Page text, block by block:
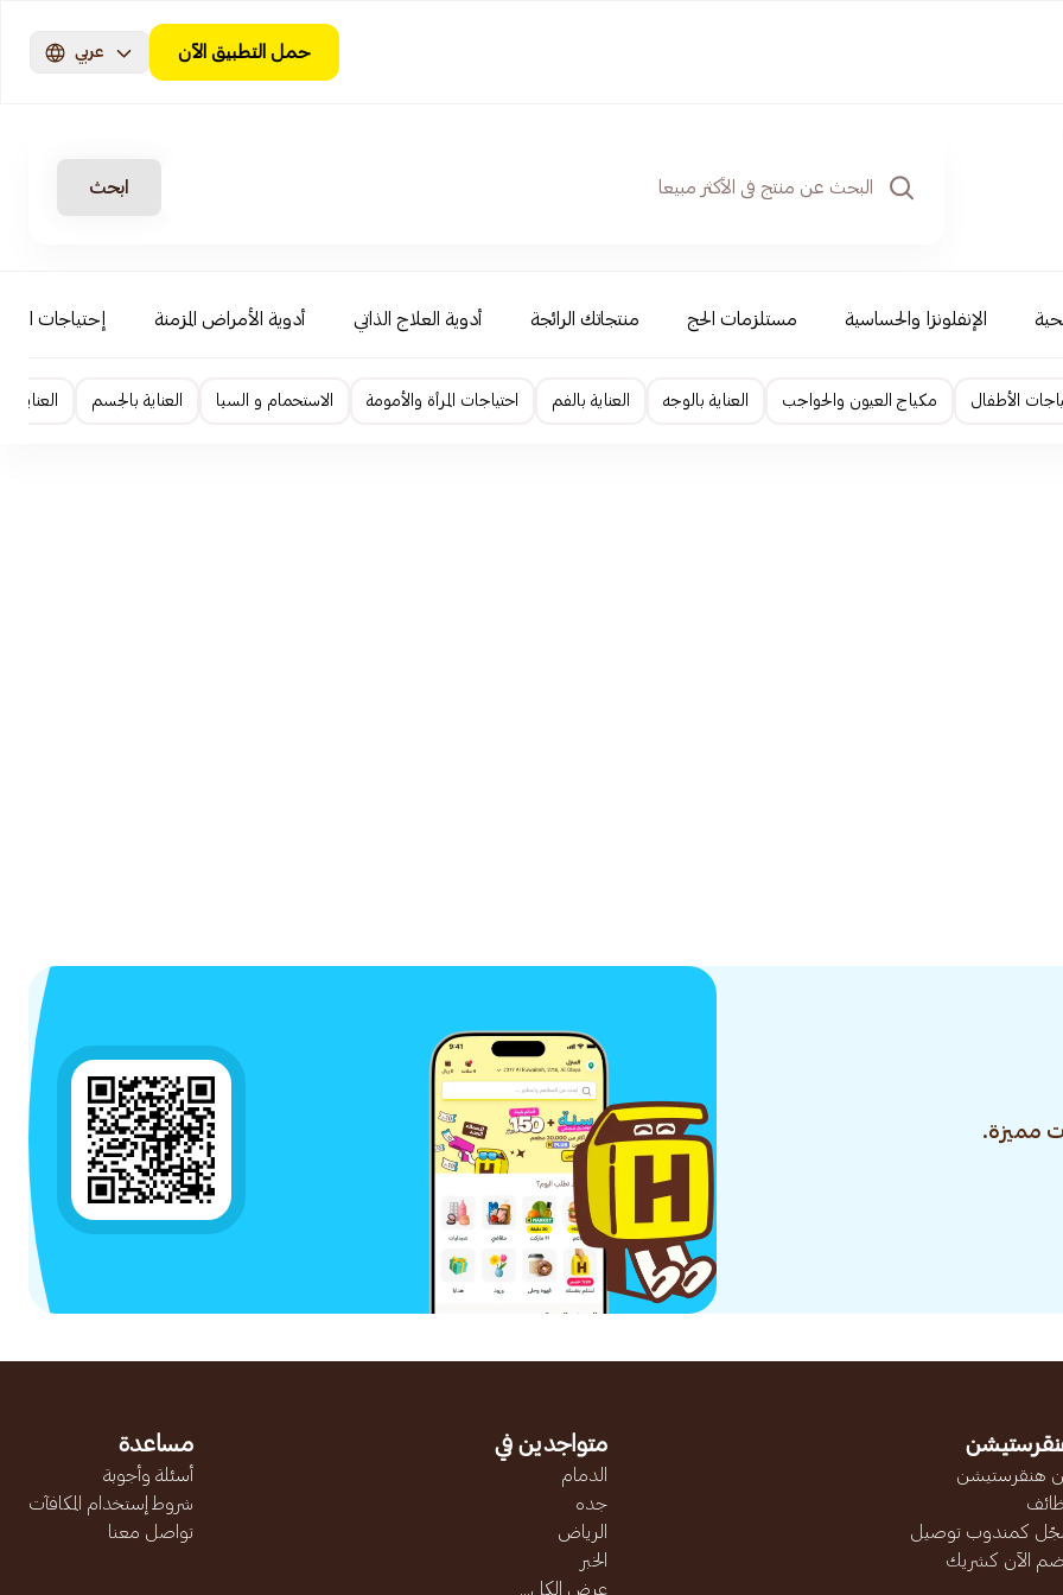
حمل التطبيق الآن عربي
ابحث
الإنفلونزا والحساسية مستلزمات الحج منتجاتك الرائجة أدوية العلاج الذاتي أدوية الأمراض المزمنة إحتياجات
الأطفال مكياج العيون والحواجب العناية بالوجه العناية بالفم احتياجات المرأة والأمومة الاستحمام و السبا العناية بالجسم العناية
مميزة.
هنقرستيشن
كمندوب توصيل
الآن كشريك
متواجدين في
الدمام
جده
الرياض
الخبر
عرض الكل...
مساعدة
أسئلة وأجوبة
شروط إستخدام المكافآت
تواصل معنا